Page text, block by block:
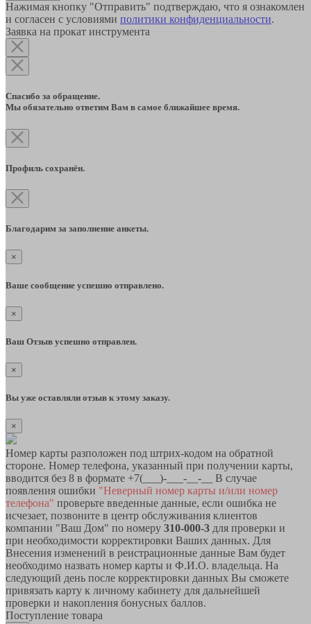
Нажимая кнопку "Отправить" подтверждаю, что я ознакомлен
и согласен с условиями политики конфиденциальности.
Заявка на прокат инструмента
Спасибо за обращение.
Мы обязательно ответим Вам в самое ближайшее время.
Профиль сохранён.
Благодарим за заполнение анкеты.
×
Ваше сообщение успешно отправлено.
×
Ваш Отзыв успешно отправлен.
×
Вы уже оставляли отзыв к этому заказу.
×
Номер карты разположен под штрих-кодом на обратной
стороне. Номер телефона, указанный при получении карты,
вводится без 8 в формате +7(___)-___-__-__ В случае
появления ошибки "Неверный номер карты и/или номер
телефона" проверьте введенные данные, если ошибка не
исчезает, позвоните в центр обслуживания клиентов
компании "Ваш Дом" по номеру 310-000-3 для проверки и
при необходимости корректировки Ваших данных. Для
Внесения изменений в реистрационные данные Вам будет
необходимо назвать номер карты и Ф.И.О. владельца. На
следующий день после корректировки данных Вы сможете
привязать карту к личному кабинету для дальнейшей
проверки и накопления бонусных баллов.
Поступление товара